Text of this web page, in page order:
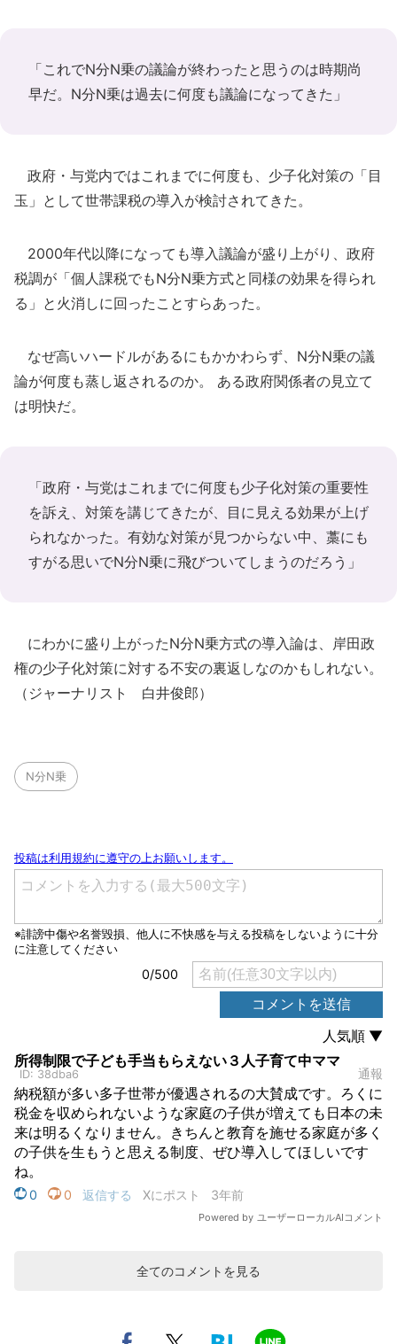
「これでN分N乗の議論が終わったと思うのは時期尚
早だ。N分N乗は過去に何度も議論になってきた」
政府・与党内ではこれまでに何度も、少子化対策の「目
玉」として世帯課税の導入が検討されてきた。
2000年代以降になっても導入議論が盛り上がり、政府
税調が「個人課税でもN分N乗方式と同様の効果を得られ
る」と火消しに回ったことすらあった。
なぜ高いハードルがあるにもかかわらず、N分N乗の議
論が何度も蒸し返されるのか。 ある政府関係者の見立て
は明快だ。
「政府・与党はこれまでに何度も少子化対策の重要性
を訴え、対策を講じてきたが、目に見える効果が上げ
られなかった。有効な対策が見つからない中、藁にも
すがる思いでN分N乗に飛びついてしまうのだろう」
にわかに盛り上がったN分N乗方式の導入論は、岸田政
権の少子化対策に対する不安の裏返しなのかもしれない。
（ジャーナリスト 白井俊郎）
N分N乗
全てのコメントを見る